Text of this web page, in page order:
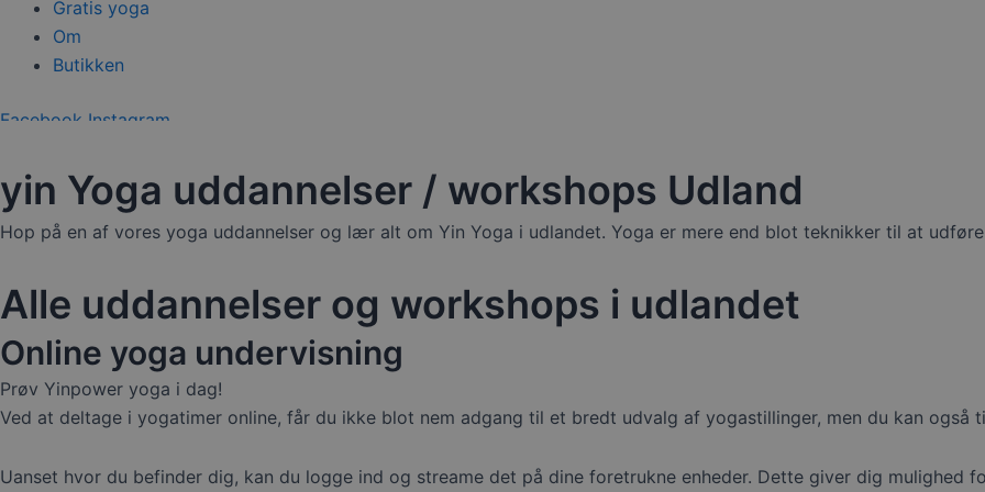
Gratis yoga
Om
Butikken
Facebook Instagram
yin Yoga uddannelser / workshops Udland
Hop på en af vores yoga uddannelser og lær alt om Yin Yoga i udlandet. Yoga er mere end blot teknikker til at
Alle uddannelser og workshops i udlandet
Online yoga undervisning
Prøv Yinpower yoga i dag!
Ved at deltage i yogatimer online, får du ikke blot nem adgang til et bredt udvalg af yogastillinger, men du kan
Uanset hvor du befinder dig, kan du logge ind og streame det på dine foretrukne enheder. Dette giver dig